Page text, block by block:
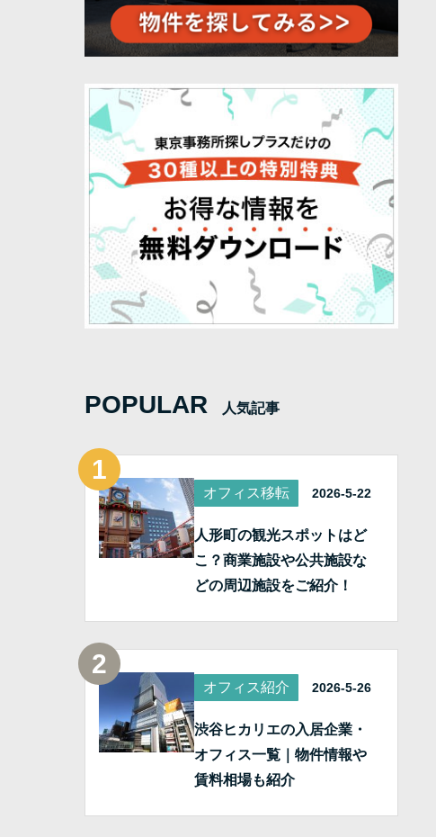
POPULAR 人気記事
オフィス移転 2026-5-22
人形町の観光スポットはど
こ？商業施設や公共施設な
どの周辺施設をご紹介！
オフィス紹介 2026-5-26
渋谷ヒカリエの入居企業・
オフィス一覧｜物件情報や
賃料相場も紹介